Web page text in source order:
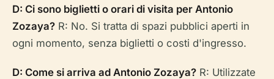
D: Ci sono biglietti o orari di visita per Antonio
Zozaya? R: No. Si tratta di spazi pubblici aperti in
ogni momento, senza biglietti o costi d'ingresso.
D: Come si arriva ad Antonio Zozaya? R: Utilizzate